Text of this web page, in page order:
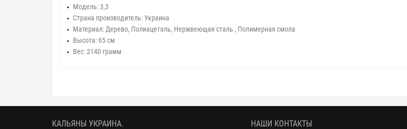
Модель: 3,3
Страна производитель: Украина
Материал: Дерево, Полиацеталь, Нержвеющая сталь , Полимерная смола
Высота: 65 см
Вес: 2140 грамм
КАЛЬЯНЫ УКРАИНА. НАШИ КОНТАКТЫ